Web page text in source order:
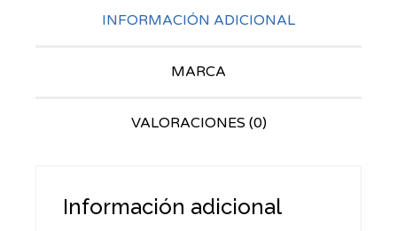
INFORMACIÓN ADICIONAL
MARCA
VALORACIONES (0)
Información adicional